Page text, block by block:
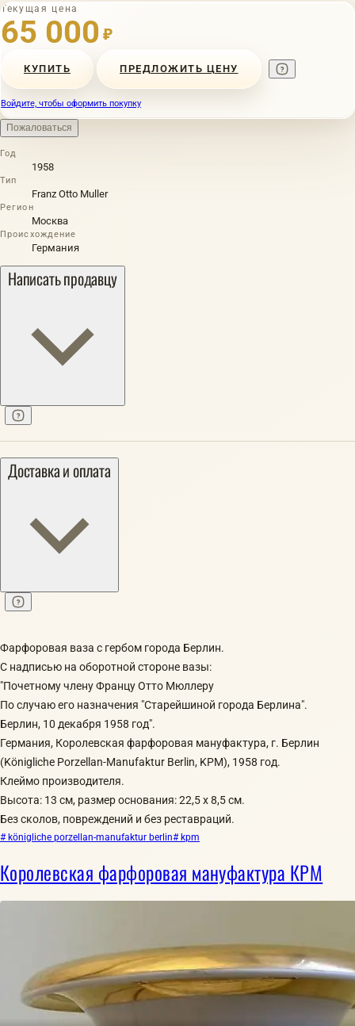
Текущая цена
65 000 ₽
КУПИТЬ ПРЕДЛОЖИТЬ ЦЕНУ
Войдите, чтобы оформить покупку
Пожаловаться
Год
1958
Тип
Franz Otto Muller
Регион
Москва
Происхождение
Германия
Написать продавцу
Доставка и оплата
Фарфоровая ваза с гербом города Берлин.
С надписью на оборотной стороне вазы:
"Почетному члену Францу Отто Мюллеру
По случаю его назначения "Старейшиной города Берлина".
Берлин, 10 декабря 1958 год".
Германия, Королевская фарфоровая мануфактура, г. Берлин
(Königliche Porzellan-Manufaktur Berlin, KPM), 1958 год.
Клеймо производителя.
Высота: 13 см, размер основания: 22,5 х 8,5 см.
Без сколов, повреждений и без реставраций.
# königliche porzellan-manufaktur berlin# kpm
Королевская фарфоровая мануфактура КРМ